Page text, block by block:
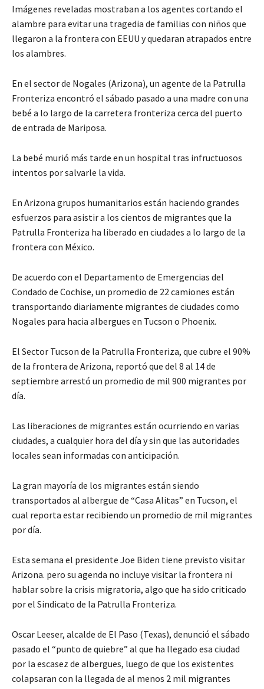
Imágenes reveladas mostraban a los agentes cortando el
alambre para evitar una tragedia de familias con niños que
llegaron a la frontera con EEUU y quedaran atrapados entre
los alambres.
En el sector de Nogales (Arizona), un agente de la Patrulla
Fronteriza encontró el sábado pasado a una madre con una
bebé a lo largo de la carretera fronteriza cerca del puerto
de entrada de Mariposa.
La bebé murió más tarde en un hospital tras infructuosos
intentos por salvarle la vida.
En Arizona grupos humanitarios están haciendo grandes
esfuerzos para asistir a los cientos de migrantes que la
Patrulla Fronteriza ha liberado en ciudades a lo largo de la
frontera con México.
De acuerdo con el Departamento de Emergencias del
Condado de Cochise, un promedio de 22 camiones están
transportando diariamente migrantes de ciudades como
Nogales para hacia albergues en Tucson o Phoenix.
El Sector Tucson de la Patrulla Fronteriza, que cubre el 90%
de la frontera de Arizona, reportó que del 8 al 14 de
septiembre arrestó un promedio de mil 900 migrantes por
día.
Las liberaciones de migrantes están ocurriendo en varias
ciudades, a cualquier hora del día y sin que las autoridades
locales sean informadas con anticipación.
La gran mayoría de los migrantes están siendo
transportados al albergue de “Casa Alitas” en Tucson, el
cual reporta estar recibiendo un promedio de mil migrantes
por día.
Esta semana el presidente Joe Biden tiene previsto visitar
Arizona. pero su agenda no incluye visitar la frontera ni
hablar sobre la crisis migratoria, algo que ha sido criticado
por el Sindicato de la Patrulla Fronteriza.
Oscar Leeser, alcalde de El Paso (Texas), denunció el sábado
pasado el “punto de quiebre” al que ha llegado esa ciudad
por la escasez de albergues, luego de que los existentes
colapsaran con la llegada de al menos 2 mil migrantes